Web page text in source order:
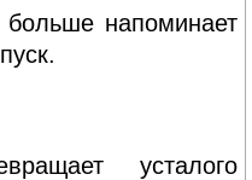
больше напоминает
усталого